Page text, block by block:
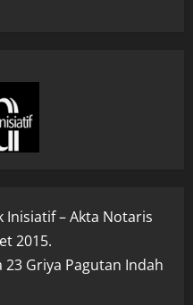
Inisiatif – Akta Notaris
2015.
23 Griya Pagutan Indah